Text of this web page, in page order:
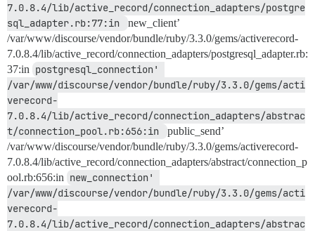
7.0.8.4/lib/active_record/connection_adapters/postgre
sql_adapter.rb:77:in
new_client’
/var/www/discourse/vendor/bundle/ruby/3.3.0/gems/activerecord-
7.0.8.4/lib/active_record/connection_adapters/postgresql_adapter.rb:
37:in postgresql_connection'
/var/www/discourse/vendor/bundle/ruby/3.3.0/gems/acti
verecord-
7.0.8.4/lib/active_record/connection_adapters/abstrac
t/connection_pool.rb:656:in
public_send’
/var/www/discourse/vendor/bundle/ruby/3.3.0/gems/activerecord-
7.0.8.4/lib/active_record/connection_adapters/abstract/connection_p
ool.rb:656:in new_connection'
/var/www/discourse/vendor/bundle/ruby/3.3.0/gems/acti
verecord-
7.0.8.4/lib/active_record/connection_adapters/abstrac